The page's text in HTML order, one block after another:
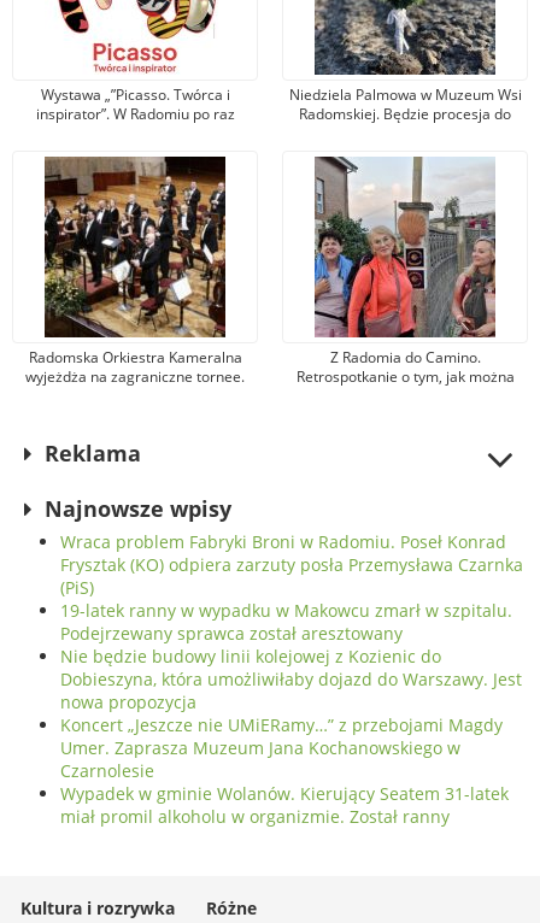
Wystawa „”Picasso. Twórca i
inspirator”. W Radomiu po raz
legendarnego artysty
Niedziela Palmowa w Muzeum Wsi
Radomskiej. Będzie procesja do
warsztaty
Radomska Orkiestra Kameralna
wyjeżdża na zagraniczne tornee.
Z Radomia do Camino.
Retrospotkanie o tym, jak można
Reklama
Najnowsze wpisy
Wraca problem Fabryki Broni w Radomiu. Poseł Konrad
Frysztak (KO) odpiera zarzuty posła Przemysława Czarnka
(PiS)
19-latek ranny w wypadku w Makowcu zmarł w szpitalu.
Podejrzewany sprawca został aresztowany
Nie będzie budowy linii kolejowej z Kozienic do
Dobieszyna, która umożliwiłaby dojazd do Warszawy. Jest
nowa propozycja
Koncert „Jeszcze nie UMiERamy…” z przebojami Magdy
Umer. Zaprasza Muzeum Jana Kochanowskiego w
Czarnolesie
Wypadek w gminie Wolanów. Kierujący Seatem 31-latek
miał promil alkoholu w organizmie. Został ranny
Kultura i rozrywka Różne